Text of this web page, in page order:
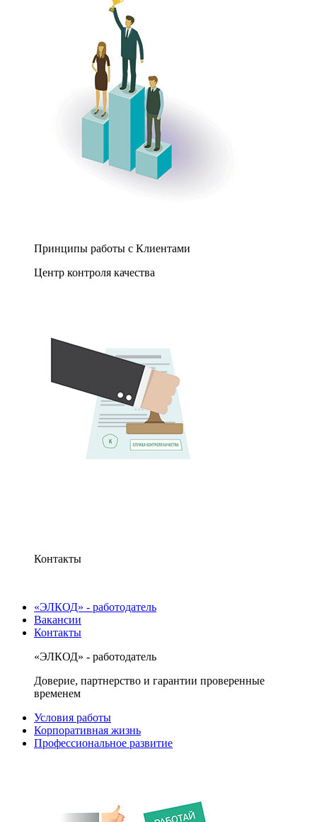
Принципы работы с Клиентами
Центр контроля качества
Контакты
«ЭЛКОД» - работодатель
Вакансии
Контакты
«ЭЛКОД» - работодатель
Доверие, партнерство и гарантии проверенные
временем
Условия работы
Корпоративная жизнь
Профессиональное развитие